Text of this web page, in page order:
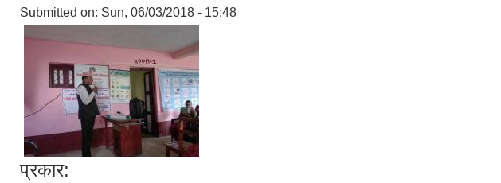
Submitted on: Sun, 06/03/2018 - 15:48
प्रकार: